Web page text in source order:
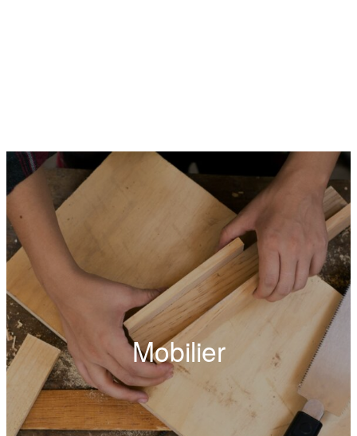
Mobilier